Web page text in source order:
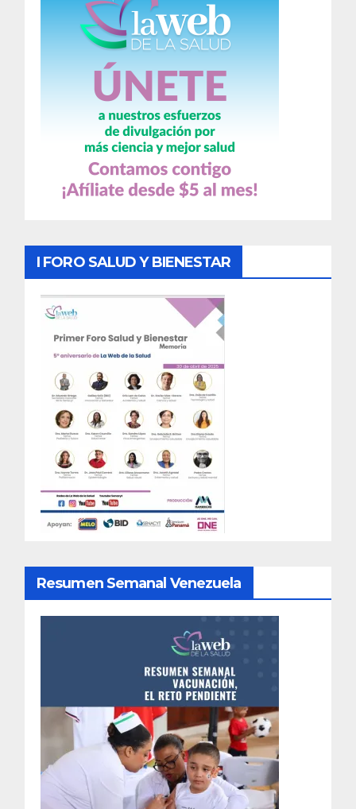
I FORO SALUD Y BIENESTAR
Resumen Semanal Venezuela